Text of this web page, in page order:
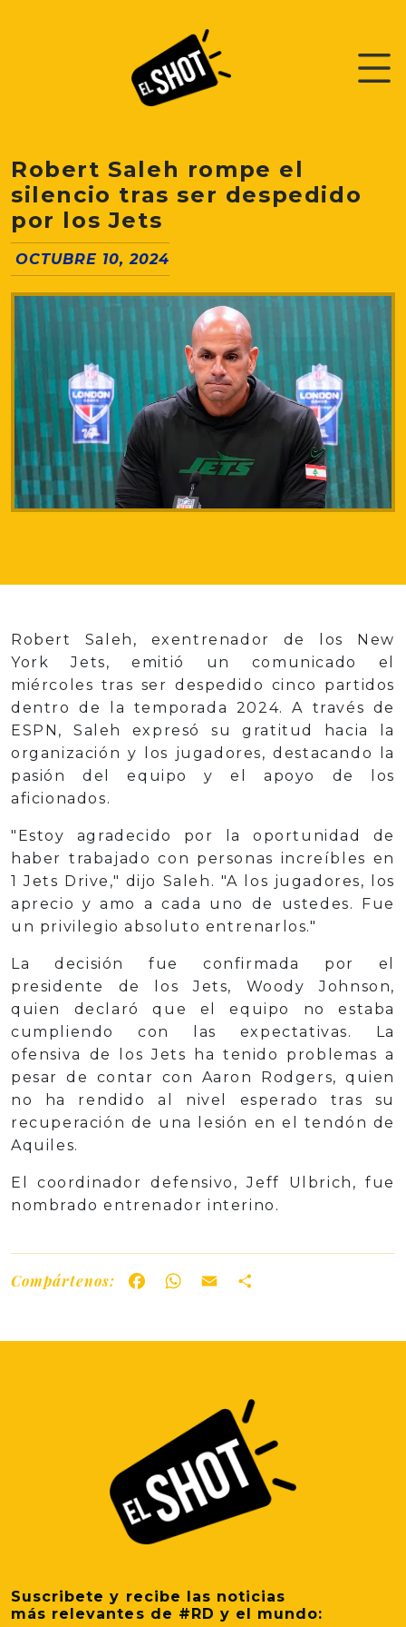
Robert Saleh rompe el
silencio tras ser despedido
por los Jets
OCTUBRE 10, 2024
Robert Saleh, exentrenador de los New
York Jets, emitió un comunicado el
miércoles tras ser despedido cinco partidos
dentro de la temporada 2024. A través de
ESPN, Saleh expresó su gratitud hacia la
organización y los jugadores, destacando la
pasión del equipo y el apoyo de los
aficionados.
"Estoy agradecido por la oportunidad de
haber trabajado con personas increíbles en
1 Jets Drive," dijo Saleh. "A los jugadores, los
aprecio y amo a cada uno de ustedes. Fue
un privilegio absoluto entrenarlos."
La decisión fue confirmada por el
presidente de los Jets, Woody Johnson,
quien declaró que el equipo no estaba
cumpliendo con las expectativas. La
ofensiva de los Jets ha tenido problemas a
pesar de contar con Aaron Rodgers, quien
no ha rendido al nivel esperado tras su
recuperación de una lesión en el tendón de
Aquiles.
El coordinador defensivo, Jeff Ulbrich, fue
nombrado entrenador interino.
Compártenos: FacebookWhatsApp
Email
Suscribete y recibe las noticias
más relevantes de #RD y el mundo: